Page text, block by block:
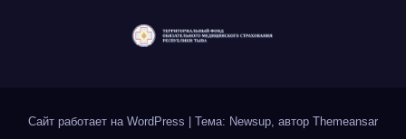
Сайт работает на WordPress Тема: Newsup, автор Themeansar